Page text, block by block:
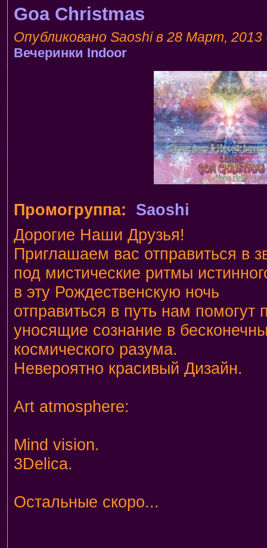
Goa Christmas
Опубликовано Saoshi в 28 Март, 2013
Вечеринки Indoor
Промогруппа:
Saoshi
Дорогие Наши Друзья!
Приглашаем вас отправиться в
под мистические ритмы
в эту Рождественскую ночь
отправиться в путь нам помогут
уносящие сознание в
космического разума.
Невероятно красивый Дизайн.
Art atmosphere:
Mind vision.
3Delica.
Остальные скоро...